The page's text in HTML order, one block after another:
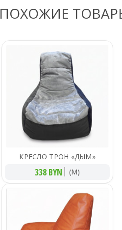
ПОХОЖИЕ
КРЕСЛО ТРОН «ДЫМ»
338 BYN (M)